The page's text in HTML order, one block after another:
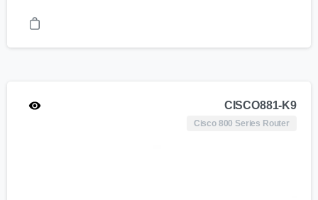
CISCO881-K9
Cisco 800 Series Router